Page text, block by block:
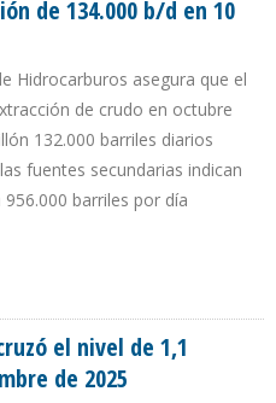
de 134.000 b/d en 10
Hidrocarburos asegura que el
de crudo en octubre
132.000 barriles diarios
fuentes secundarias indican
barriles por día
el nivel de 1,1
de 2025